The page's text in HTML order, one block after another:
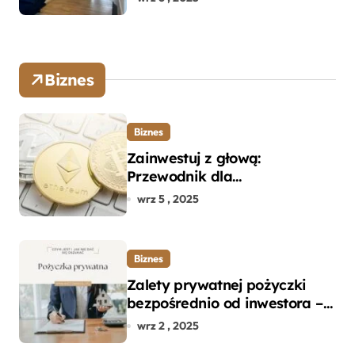
Biznes
Biznes
Zainwestuj z głową:
Przewodnik dla
początkujących w zakupie
wrz 5 , 2025
Biznes
Zalety prywatnej pożyczki
bezpośrednio od inwestora –
dlaczego warto?
wrz 2 , 2025